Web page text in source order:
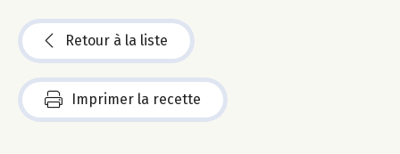
Retour à la liste
Imprimer la recette